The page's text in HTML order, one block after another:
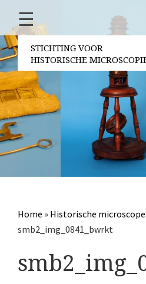
Home
Over ons
Contact
Bestuur
Vrijwilligers
Partners
Overige optische
Elektrische
Boeken
☰
STICHTING VOOR
HISTORISCHE
Home » Historische
smb2_img_0841_bwrkt